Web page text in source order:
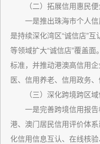
（二）拓展信用惠民便
一是推出珠海市个人信
是持续深化湾区“诚信店”
等领域扩大“诚信店”覆盖
标准，并推动港澳高信用
医、信用养老、信用政务
（三）深化跨境跨区域
一是完善跨境信用报告
港、澳门居民信用评价体
化信用信息互认、在线核